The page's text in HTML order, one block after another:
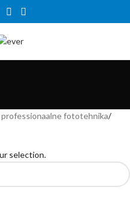
ning töötab ajutiselt
kuid on võimalus tutvuda
professionaalne fototehnika
selection.